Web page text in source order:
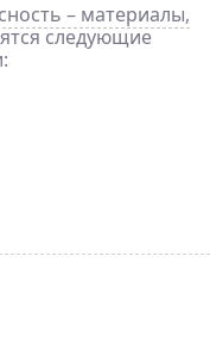
– материалы,
следующие